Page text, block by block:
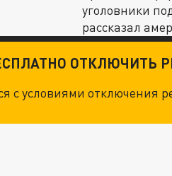
уголовники
рассказал
ОТКЛЮЧИТЬ
с условиями отключения